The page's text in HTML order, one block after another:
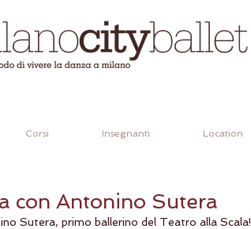
Corsi Insegnanti Location
con Antonino Sutera
Sutera, primo ballerino del Teatro alla Scala!